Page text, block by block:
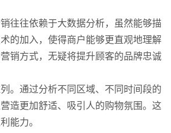
往往依赖于大数据分析，虽然能够描
的加入，使得商户能够更直观地理解
销方式，无疑将提升顾客的品牌忠诚
。通过分析不同区域、不同时间段的
造更加舒适、吸引人的购物氛围。这
能力。